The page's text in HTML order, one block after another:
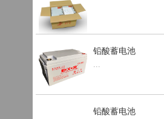
铅酸蓄电池
...
铅酸蓄电池